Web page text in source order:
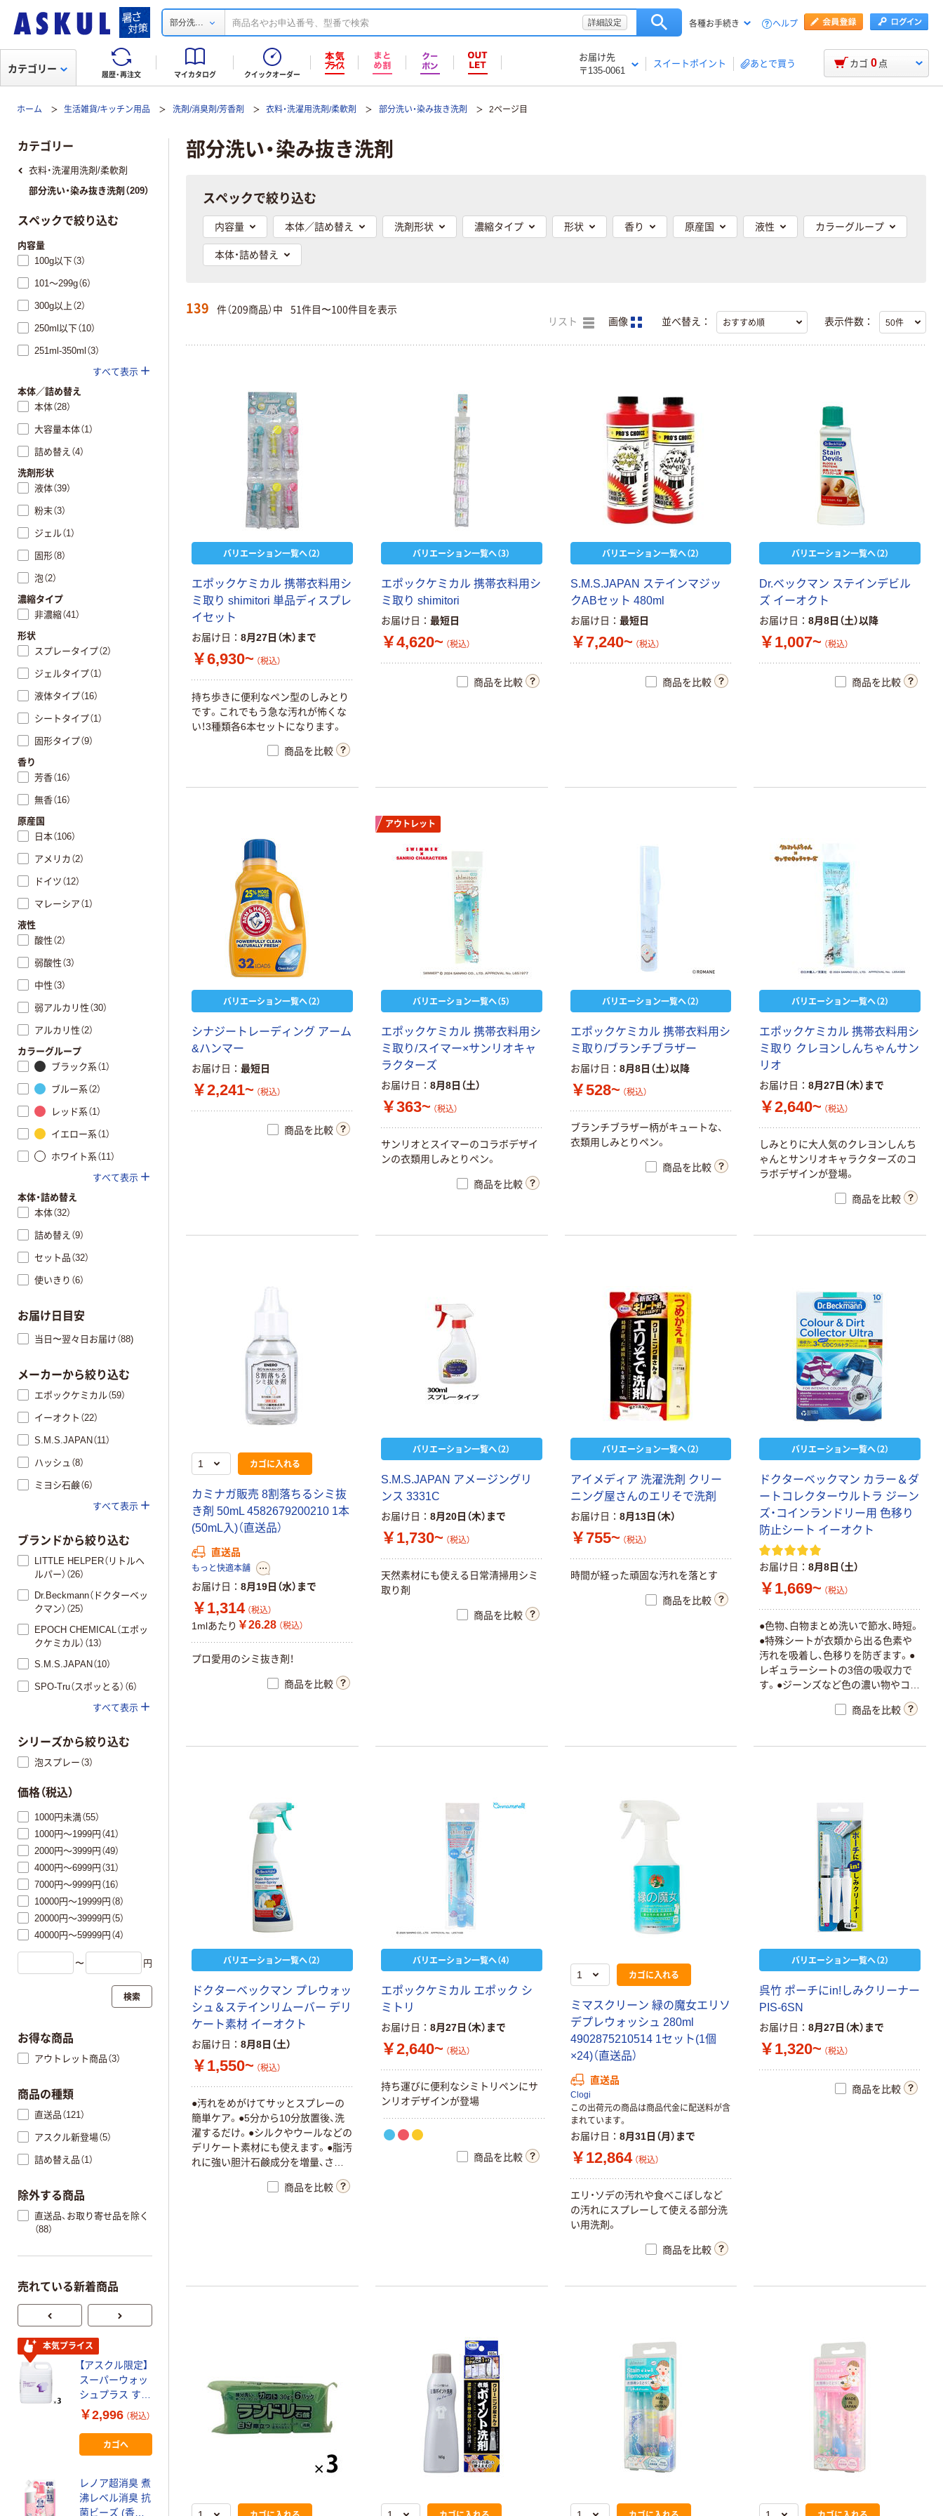
部分洗... 詳細設定 各種お手続き ヘルプ
履歴・再注文 マイカタログ クイックオーダー
お届け先
〒135-0061
スイートポイント あとで買う
カテゴリー カゴ 0 点
ホーム 生活雑貨/キッチン用品 洗剤/消臭剤/芳香剤 衣料・洗濯用洗剤/柔軟剤 部分洗い・染み抜き洗剤 2ページ目
部分洗い・染み抜き洗剤
スペックで絞り込む
内容量 本体／詰め替え 洗剤形状 濃縮タイプ 形状 香り 原産国 液性 カラーグループ
本体・詰め替え
139 件（209商品）中 51件目〜100件目を表示
リスト 画像 並べ替え： 表示件数：
バリエーション一覧へ（2）
エポックケミカル 携帯衣料用シ
ミ取り shimitori 単品ディスプレ
イセット
お届け日 8月27日（木）まで
￥6,930~ （税込）
持ち歩きに便利なペン型のしみとり
です。これでもう急な汚れが怖くな
い！3種類各6本セットになります。
商品を比較
バリエーション一覧へ（3）
エポックケミカル 携帯衣料用シ
ミ取り shimitori
お届け日 最短日
￥4,620~ （税込）
商品を比較
バリエーション一覧へ（2）
S.M.S.JAPAN ステインマジッ
クABセット 480ml
お届け日 最短日
￥7,240~ （税込）
商品を比較
バリエーション一覧へ（2）
Dr.ベックマン ステインデビル
ズ イーオクト
お届け日 8月8日（土）以降
￥1,007~ （税込）
商品を比較
バリエーション一覧へ（2）
シナジートレーディング アーム
&ハンマー
お届け日 最短日
￥2,241~ （税込）
商品を比較
アウトレット
バリエーション一覧へ（5）
エポックケミカル 携帯衣料用シ
ミ取り/スイマー×サンリオキャ
ラクターズ
お届け日 8月8日（土）
￥363~ （税込）
サンリオとスイマーのコラボデザイ
ンの衣類用しみとりペン。
商品を比較
バリエーション一覧へ（2）
エポックケミカル 携帯衣料用シ
ミ取り/ブランチブラザー
お届け日 8月8日（土）以降
￥528~ （税込）
ブランチブラザー柄がキュートな、
衣類用しみとりペン。
商品を比較
バリエーション一覧へ（2）
エポックケミカル 携帯衣料用シ
ミ取り クレヨンしんちゃんサン
リオ
お届け日 8月27日（木）まで
￥2,640~ （税込）
しみとりに大人気のクレヨンしんち
ゃんとサンリオキャラクターズのコ
ラボデザインが登場。
商品を比較
カゴに入れる
カミナガ販売 8割落ちるシミ抜
き剤 50mL 4582679200210 1本
(50mL入)（直送品）
直送品
もっと快適本舗
お届け日 8月19日（水）まで
￥1,314 （税込）
1mlあたり ￥26.28 （税込）
プロ愛用のシミ抜き剤！
商品を比較
バリエーション一覧へ（2）
S.M.S.JAPAN アメージングリ
ンス 3331C
お届け日 8月20日（木）まで
￥1,730~ （税込）
天然素材にも使える日常清掃用シミ
取り剤
商品を比較
バリエーション一覧へ（2）
アイメディア 洗濯洗剤 クリー
ニング屋さんのエリそで洗剤
お届け日 8月13日（木）
￥755~ （税込）
時間が経った頑固な汚れを落とす
商品を比較
バリエーション一覧へ（2）
ドクターベックマン カラー＆ダ
ートコレクターウルトラ ジーン
ズ・コインランドリー用 色移り
防止シート イーオクト
お届け日 8月8日（土）
￥1,669~ （税込）
●色物、白物まとめ洗いで節水、時短。
●特殊シートが衣類から出る色素や
汚れを吸着し、色移りを防ぎます。●
レギュラーシートの3倍の吸収力で
す。●ジーンズなど色の濃い物やコイ
ンランドリーのような大型洗濯機を
使う場合にオススメです。商品を比較
バリエーション一覧へ（2）
ドクターベックマン プレウォッ
シュ＆ステインリムーバー デリ
ケート素材 イーオクト
お届け日 8月8日（土）
￥1,550~ （税込）
●汚れをめがけてサッとスプレーの
簡単ケア。●5分から10分放置後、洗
濯するだけ。●シルクやウールなどの
デリケート素材にも使えます。●脂汚
れに強い胆汁石鹸成分を増量、さら
に水洗いでも高い効果を発揮する洗
浄成分にパワーアップ。●汗や皮脂で
商品を比較
バリエーション一覧へ（4）
エポックケミカル エポック シ
ミトリ
お届け日 8月27日（木）まで
￥2,640~ （税込）
持ち運びに便利なシミトリペンにサ
ンリオデザインが登場
商品を比較
カゴに入れる
ミマスクリーン 緑の魔女エリソ
デプレウォッシュ 280ml
4902875210514 1セット(1個
×24)（直送品）
直送品
Clogi
この出荷元の商品は商品代金に配送料が含
まれています。
お届け日 8月31日（月）まで
￥12,864 （税込）
エリ・ソデの汚れや食べこぼしなど
の汚れにスプレーして使える部分洗
い用洗剤。
商品を比較
バリエーション一覧へ（2）
呉竹 ポーチにin!しみクリーナー
PIS-6SN
お届け日 8月27日（木）まで
￥1,320~ （税込）
商品を比較
カテゴリー
衣料・洗濯用洗剤/柔軟剤
部分洗い・染み抜き洗剤（209）
スペックで絞り込む
内容量
100g以下（3）
101～299g（6）
300g以上（2）
250ml以下（10）
251ml-350ml（3）
すべて表示
本体／詰め替え
本体（28）
大容量本体（1）
詰め替え（4）
洗剤形状
液体（39）
粉末（3）
ジェル（1）
固形（8）
泡（2）
濃縮タイプ
非濃縮（41）
形状
スプレータイプ（2）
ジェルタイプ（1）
液体タイプ（16）
シートタイプ（1）
固形タイプ（9）
香り
芳香（16）
無香（16）
原産国
日本（106）
アメリカ（2）
ドイツ（12）
マレーシア（1）
液性
酸性（2）
弱酸性（3）
中性（3）
弱アルカリ性（30）
アルカリ性（2）
カラーグループ
ブラック系（1）
ブルー系（2）
レッド系（1）
イエロー系（1）
ホワイト系（11）
すべて表示
本体・詰め替え
本体（32）
詰め替え（9）
セット品（32）
使いきり（6）
お届け日目安
当日〜翌々日お届け（88)
メーカーから絞り込む
エポックケミカル（59）
イーオクト（22）
S.M.S.JAPAN（11）
ハッシュ（8）
ミヨシ石鹸（6）
すべて表示
ブランドから絞り込む
LITTLE HELPER（リトルヘ
ルパー）（26）
Dr.Beckmann（ドクターベッ
クマン）（25）
EPOCH CHEMICAL（エポッ
クケミカル）（13）
S.M.S.JAPAN（10）
SPO-Tru（スポッとる）（6）
すべて表示
シリーズから絞り込む
泡スプレー（3）
価格（税込）
1000円未満（55）
1000円～1999円（41）
2000円～3999円（49）
4000円～6999円（31）
7000円～9999円（16）
10000円～19999円（8）
20000円～39999円（5）
40000円～59999円（4）
〜 円
検索
お得な商品
アウトレット商品（3）
商品の種類
直送品（121）
アスクル新登場（5）
詰め替え品（1）
除外する商品
直送品、お取り寄せ品を除く
（88）
売れている新着商品
本気プライス
【アスクル限定】
スーパーウォッ
シュプラス すす
ぎ1回 抗菌剤入
り 業務用衣料用
洗剤 4L オリジ
ナル 1セット(3
ジナル
￥2,996 （税込）
カゴへ
レノア超消臭 煮
沸レベル消臭 抗
菌ビーズ (香り
剤 P&G
￥348~ （税込）
柔軟剤 サラヤ
スーパーウォッ
シュプラス すす
ぎ1回 抗菌剤入
り 業務用衣料用
洗剤 4L オリジ
ナル 1セット(3
個：1個×3) オリ
（税込）
菌ビーズ (香り